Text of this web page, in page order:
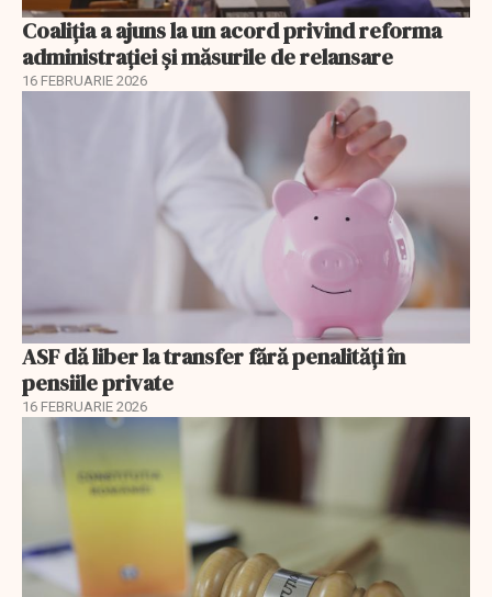
Coaliția a ajuns la un acord privind reforma
administrației și măsurile de relansare
16 FEBRUARIE 2026
ASF dă liber la transfer fără penalități în
pensiile private
16 FEBRUARIE 2026